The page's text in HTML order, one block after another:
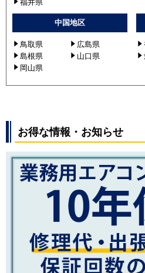
PLZX-
PLZX-
PLZX-
PLZX-
PLZX-
PLZX-
PLZX-
PLZX-
PLZX-
PLZX-
PLZX-
PLZX-
PLZX-
PLZX-
福井県
中国地区
鳥取県
広島県
島根県
山口県
岡山県
お得な情報・お知らせ